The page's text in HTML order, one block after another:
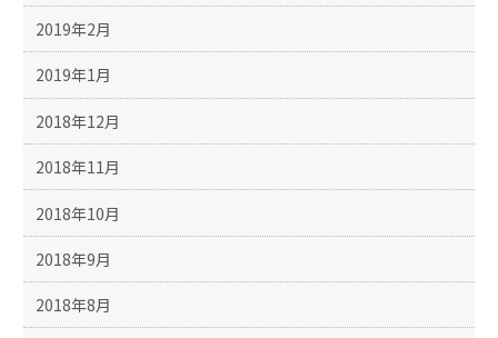
2019年2月
2019年1月
2018年12月
2018年11月
2018年10月
2018年9月
2018年8月